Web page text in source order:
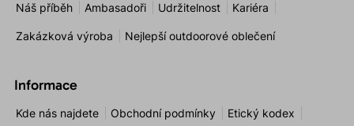
Náš příběh Ambasadoři Udržitelnost Kariéra
Zakázková výroba Nejlepší outdoorové oblečení
Informace
Kde nás najdete Obchodní podmínky Etický kodex